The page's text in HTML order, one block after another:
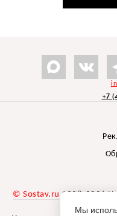
+7
© Sostav.ru 1998-2026
Мы